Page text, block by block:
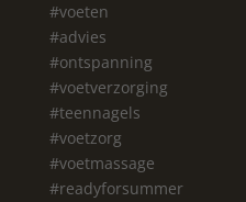
#voeten
#advies
#ontspanning
#voetverzorging
#teennagels
#voetzorg
#voetmassage
#readyforsummer